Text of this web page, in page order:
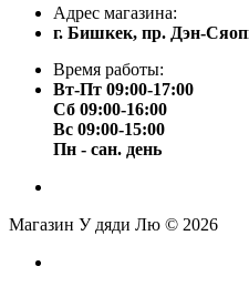
Адрес магазина:
г. Бишкек, пр. Дэн-
Время работы:
Вт-Пт 09:00-17:00
Сб 09:00-16:00
Вс 09:00-15:00
Пн - сан. день
Магазин У дяди Лю © 2026